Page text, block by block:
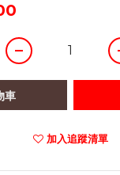
車
加入追蹤清單